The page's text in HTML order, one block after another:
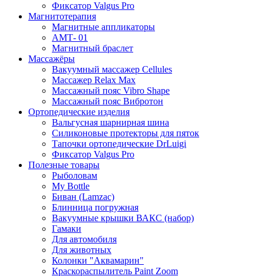
Фиксатор Valgus Pro
Магнитотерапия
Магнитные аппликаторы
АМТ- 01
Магнитный браслет
Массажёры
Вакуумный массажер Cellules
Массажер Relax Max
Массажный пояс Vibro Shape
Массажный пояс Вибротон
Ортопедические изделия
Вальгусная шарнирная шина
Силиконовые протекторы для пяток
Тапочки ортопедические DrLuigi
Фиксатор Valgus Pro
Полезные товары
Рыболовам
My Bottle
Биван (Lamzac)
Блинница погружная
Вакуумные крышки ВАКС (набор)
Гамаки
Для автомобиля
Для животных
Колонки "Аквамарин"
Краскораспылитель Paint Zoom